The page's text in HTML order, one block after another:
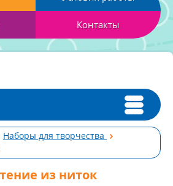
Контакты
Наборы для творчества
из ниток